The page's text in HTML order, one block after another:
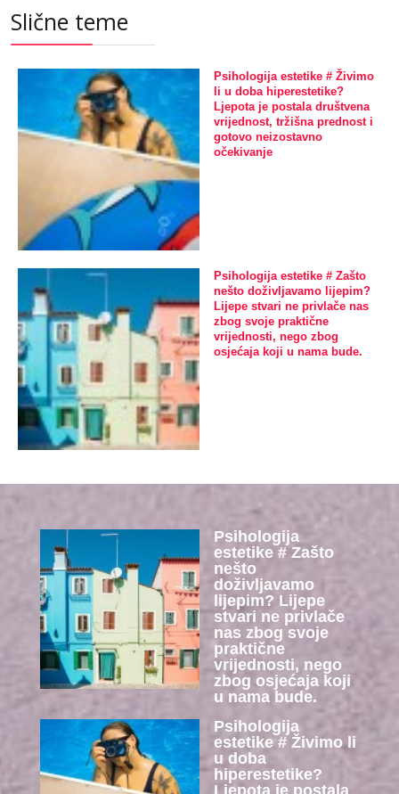
Slične teme
Psihologija estetike # Živimo
li u doba hiperestetike?
Ljepota je postala društvena
vrijednost, tržišna prednost i
gotovo neizostavno
očekivanje
Psihologija estetike # Zašto
nešto doživljavamo lijepim?
Lijepe stvari ne privlače nas
zbog svoje praktične
vrijednosti, nego zbog
osjećaja koji u nama bude.
Psihologija
estetike # Zašto
nešto
doživljavamo
lijepim? Lijepe
stvari ne privlače
nas zbog svoje
praktične
vrijednosti, nego
zbog osjećaja koji
u nama bude.
Psihologija
estetike # Živimo li
u doba
hiperestetike?
Ljepota je postala